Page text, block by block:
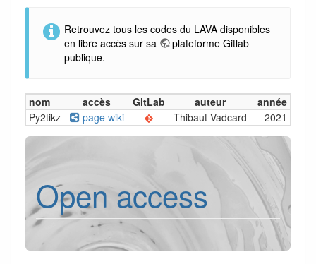
Retrouvez tous les codes du LAVA disponibles
en libre accès sur sa
plateforme Gitlab
publique.
nom accès GitLab auteur
année
Py2tikz
page wiki Thibaut Vadcard 2021
Open access